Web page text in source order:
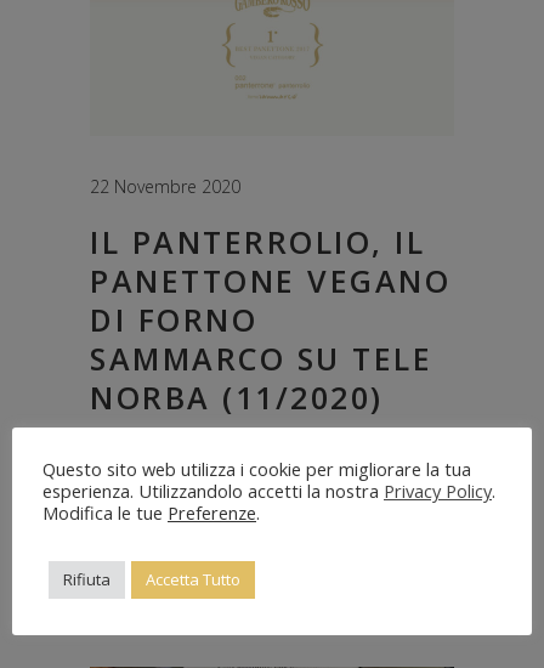
22 Novembre 2020
IL PANTERROLIO, IL
PANETTONE VEGANO
DI FORNO
SAMMARCO SU TELE
NORBA (11/2020)
Si chiama ‘”Panterrolio” ed è il panettone
vegano con gli agrumi del Gargano premiato
Questo sito web utilizza i cookie per migliorare la tua
esperienza. Utilizzandolo accetti la nostra Privacy Policy.
Modifica le tue Preferenze.
Rifiuta Accetta Tutto